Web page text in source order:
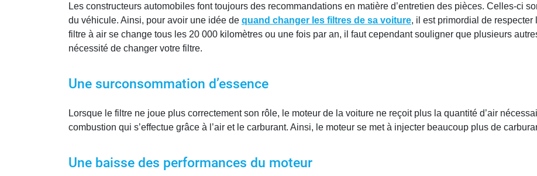
Les constructeurs automobiles font toujours des recommandations en matière d’entretien des pièces. Celles-ci
du véhicule. Ainsi, pour avoir une idée de quand changer les filtres de sa voiture, il est primordial de
filtre à air se change tous les 20 000 kilomètres ou une fois par an, il faut cependant souligner que plusieurs
nécessité de changer votre filtre.
Une surconsommation d’essence
Lorsque le filtre ne joue plus correctement son rôle, le moteur de la voiture ne reçoit plus la quantité d’air
combustion qui s’effectue grâce à l’air et le carburant. Ainsi, le moteur se met à injecter beaucoup plus de
Une baisse des performances du moteur